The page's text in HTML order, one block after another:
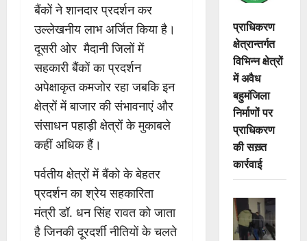
बैंकों ने शानदार प्रदर्शन कर
उल्लेखनीय लाभ अर्जित किया है।
दूसरी ओर मैदानी जिलों में
सहकारी बैंकों का प्रदर्शन
अपेक्षाकृत कमजोर रहा जबकि इन
क्षेत्रों में बाजार की संभावनाएं और
संसाधन पहाड़ी क्षेत्रों के मुकाबले
कहीं अधिक हैं।
पर्वतीय क्षेत्रों में बैंको के बेहतर
प्रदर्शन का श्रेय सहकारिता
मंत्री डॉ. धन सिंह रावत को जाता
है जिनकी दूरदर्शी नीतियों के चलते
प्राधिकरण
क्षेत्रान्तर्गत
विभिन्न क्षेत्रों
में अवैध
बहुमंजिला
निर्माणों पर
प्राधिकरण
की सख़्त
कार्रवाई